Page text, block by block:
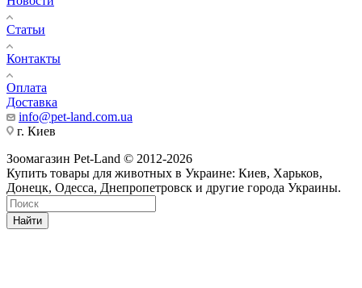
Статьи
Контакты
Оплата
Доставка
info@pet-land.com.ua
г. Киев
Зоомагазин Pet-Land © 2012-2026
Купить товары для животных в Украине: Киев, Харьков,
Донецк, Одесса, Днепропетровск и другие города Украины.
Найти